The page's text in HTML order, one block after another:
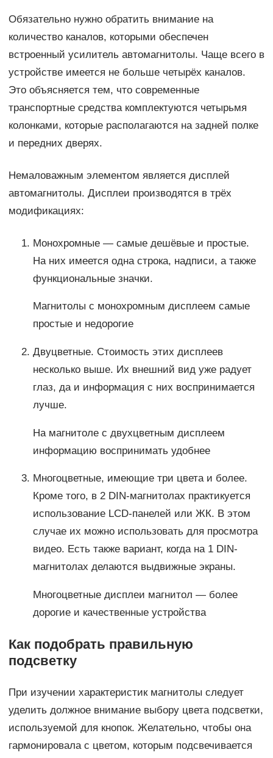
Обязательно нужно обратить внимание на
количество каналов, которыми обеспечен
встроенный усилитель автомагнитолы. Чаще всего в
устройстве имеется не больше четырёх каналов.
Это объясняется тем, что современные
транспортные средства комплектуются четырьмя
колонками, которые располагаются на задней полке
и передних дверях.
Немаловажным элементом является дисплей
автомагнитолы. Дисплеи производятся в трёх
модификациях:
Монохромные — самые дешёвые и простые.
На них имеется одна строка, надписи, а также
функциональные значки.
Магнитолы с монохромным дисплеем самые
простые и недорогие
Двуцветные. Стоимость этих дисплеев
несколько выше. Их внешний вид уже радует
глаз, да и информация с них воспринимается
лучше.
На магнитоле с двухцветным дисплеем
информацию воспринимать удобнее
Многоцветные, имеющие три цвета и более.
Кроме того, в 2 DIN-магнитолах практикуется
использование LCD-панелей или ЖК. В этом
случае их можно использовать для просмотра
видео. Есть также вариант, когда на 1 DIN-
магнитолах делаются выдвижные экраны.
Многоцветные дисплеи магнитол — более
дорогие и качественные устройства
Как подобрать правильную
подсветку
При изучении характеристик магнитолы следует
уделить должное внимание выбору цвета подсветки,
используемой для кнопок. Желательно, чтобы она
гармонировала с цветом, которым подсвечивается